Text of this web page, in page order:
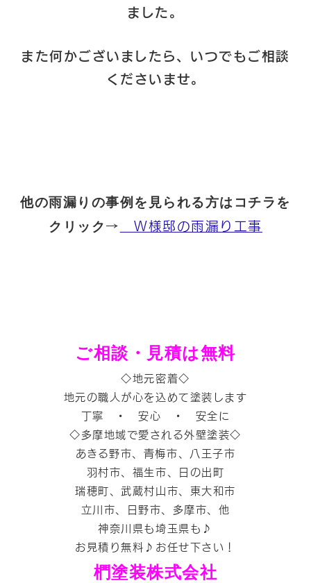
ました。
また何かございましたら、いつでもご相談
くださいませ。
他の雨漏りの事例を見られる方はコチラを
クリック→ Ｗ様邸の雨漏り工事
ご相談・見積は無料
◇地元密着◇
地元の職人が心を込めて塗装します
丁寧 ・ 安心 ・ 安全に
◇多摩地域で愛される外壁塗装◇
あきる野市、青梅市、八王子市
羽村市、福生市、日の出町
瑞穂町、武蔵村山市、東大和市
立川市、日野市、多摩市、他
神奈川県も埼玉県も♪
お見積り無料♪お任せ下さい！
椚塗装株式会社